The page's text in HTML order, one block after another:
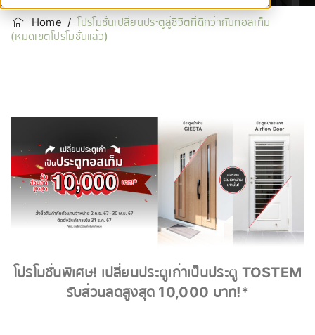
Home /โปรโมชั่นเปลี่ยนประตูสู่ชีวิตที่ดีกว่ากับทอสเท็ม
(หมดเขตโปรโมชั่นแล้ว)
โปรโมชั่นพิเศษ! เปลี่ยนประตูเก่าเป็นประตู TOSTEM
รับส่วนลดสูงสุด 10,000 บาท!*